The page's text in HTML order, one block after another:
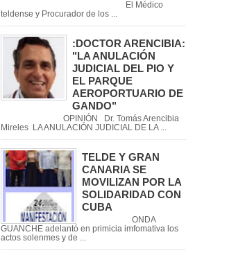
El Médico
teldense y Procurador de los ...
:DOCTOR ARENCIBIA:
"LA ANULACIÓN
JUDICIAL DEL PIO Y
EL PARQUE
AEROPORTUARIO DE
GANDO"
OPINIÓN Dr. Tomás Arencibia
Mireles LA ANULACIÓN JUDICIAL DE LA ...
TELDE Y GRAN
CANARIA SE
MOVILIZAN POR LA
SOLIDARIDAD CON
CUBA
ONDA
GUANCHE adelantó en primicia imfomativa los
actos solenmes y de ...